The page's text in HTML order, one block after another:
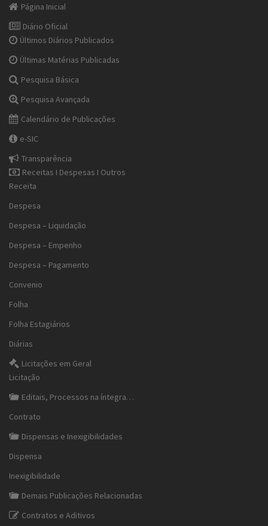
Página Inicial
Diário Oficial
Últimos Diários Publicados
Últimas Matérias Publicadas
Pesquisa Básica
Pesquisa Avançada
Calendário de Publicações
e-SIC
Transparência
Receitas I Despesas I Outros
Receita
Despesa
Despesa – Liquidação
Despesa – Empenho
Despesa – Pagamento
Convenio
Folha
Folha Estagiários
Diárias
Licitações em Geral
Licitação
Editais, Processos na íntegra…
Contrato
Dispensas e Inexigibilidades
Dispensa
Inexigibilidade
Demais Publicações Relacionadas
Contratos e Aditivos